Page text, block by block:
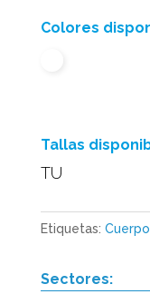
Colores
Tallas
TU
Etiquetas: Cuerpo
Sectores: